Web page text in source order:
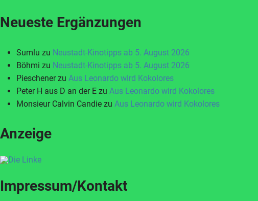
Neueste Ergänzungen
Sumlu zu Neustadt-Kinotipps ab 5. August 2026
Böhmi zu Neustadt-Kinotipps ab 5. August 2026
Pieschenerzu Aus Leonardo wird Kokolores
Peter H aus D an der E zu Aus Leonardo wird Kokolores
Monsieur Calvin Candie zu Aus Leonardo wird Kokolores
Anzeige
Impressum/Kontakt